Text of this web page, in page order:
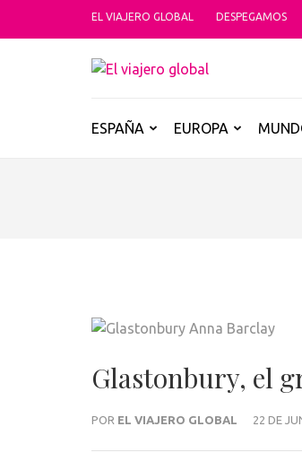
EL VIAJERO GLOBAL DESPEGAMOS
ESPAÑA EUROPA
Glastonbury, el
POR EL VIAJERO GLOBAL 22 DE